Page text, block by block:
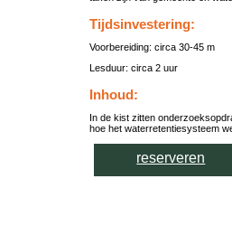
Tijdsinvestering:
Voorbereiding: circa 30-45 m
Lesduur: circa 2 uur
Inhoud:
In de kist zitten
hoe het waterretentiesysteem
reserveren